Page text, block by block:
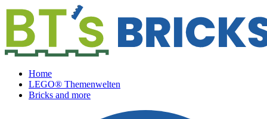
Home
LEGO® Themenwelten
Bricks and more